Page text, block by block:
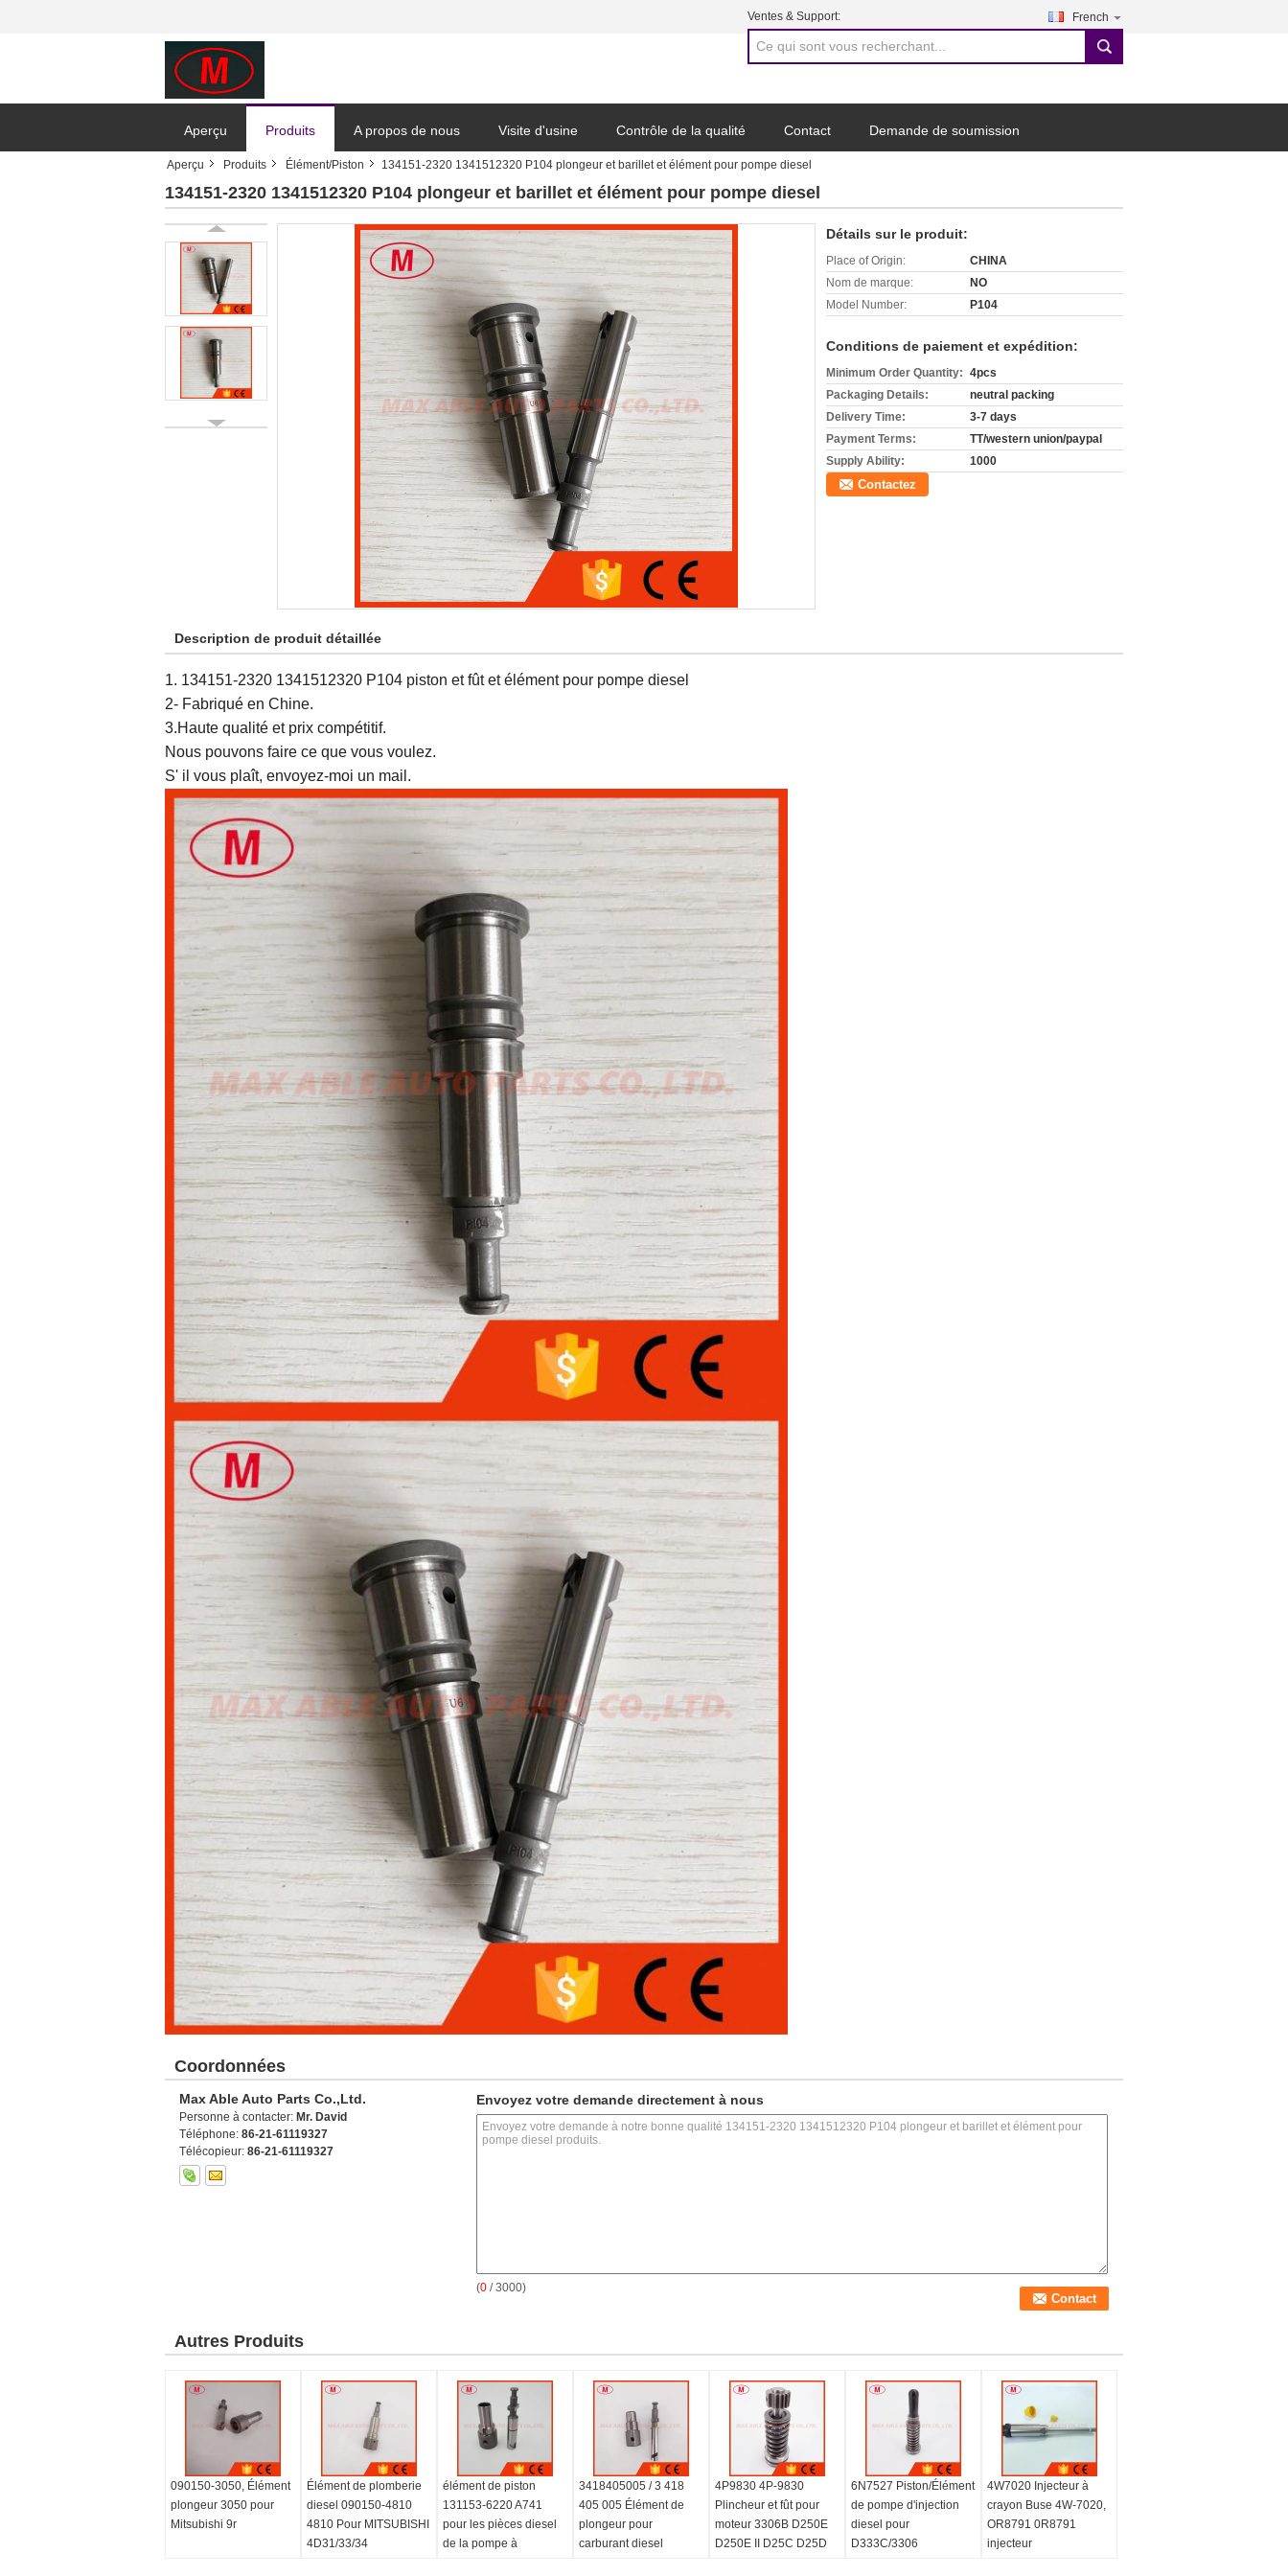
Ventes & Support: French
search
Aperçu Produits A propos de nous Visite d'usine Contrôle de la qualité Contact Demande de soumission
Aperçu Produits Élément/Piston 134151-2320 1341512320 P104 plongeur et barillet et élément pour pompe diesel
134151-2320 1341512320 P104 plongeur et barillet et élément pour pompe diesel
Détails sur le produit:
Place of Origin:
CHINA
Nom de marque:
NO
Model Number:
P104
Conditions de paiement et expédition:
Minimum Order Quantity: 4pcs
Packaging Details:
neutral packing
Delivery Time:
3-7 days
Payment Terms:
TT/western union/paypal
Supply Ability:
1000
Contactez
Description de produit détaillée
1. 134151-2320 1341512320 P104 piston et fût et élément pour pompe diesel
2- Fabriqué en Chine.
3.Haute qualité et prix compétitif.
Nous pouvons faire ce que vous voulez.
S' il vous plaît, envoyez-moi un mail.
Coordonnées
Max Able Auto Parts Co.,Ltd.
Personne à contacter: Mr. David
Téléphone: 86-21-61119327
Télécopieur: 86-21-61119327
Envoyez votre demande directement à nous
(0 / 3000)
Autres Produits
090150-3050, Élément
plongeur 3050 pour
Mitsubishi 9r
Élément de plomberie
diesel 090150-4810
4810 Pour MITSUBISHI
4D31/33/34
élément de piston
131153-6220 A741
pour les pièces diesel
de la pompe à
3418405005 / 3 418
405 005 Élément de
plongeur pour
carburant diesel
4P9830 4P-9830
Plincheur et fût pour
moteur 3306B D250E
D250E II D25C D25D
6N7527 Piston/Élément
de pompe d'injection
diesel pour
D333C/3306
4W7020 Injecteur à
crayon Buse 4W-7020,
OR8791 0R8791
injecteur